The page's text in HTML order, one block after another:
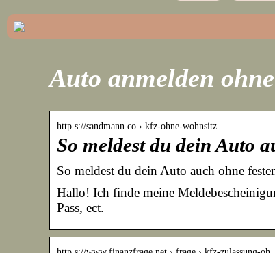
Auto anmelden
http s://sandmann.co › kfz-ohne-wohnsitz
So meldest du dein Auto
So meldest du dein Auto auch ohne
Hallo! Ich finde meine
Pass, ect.